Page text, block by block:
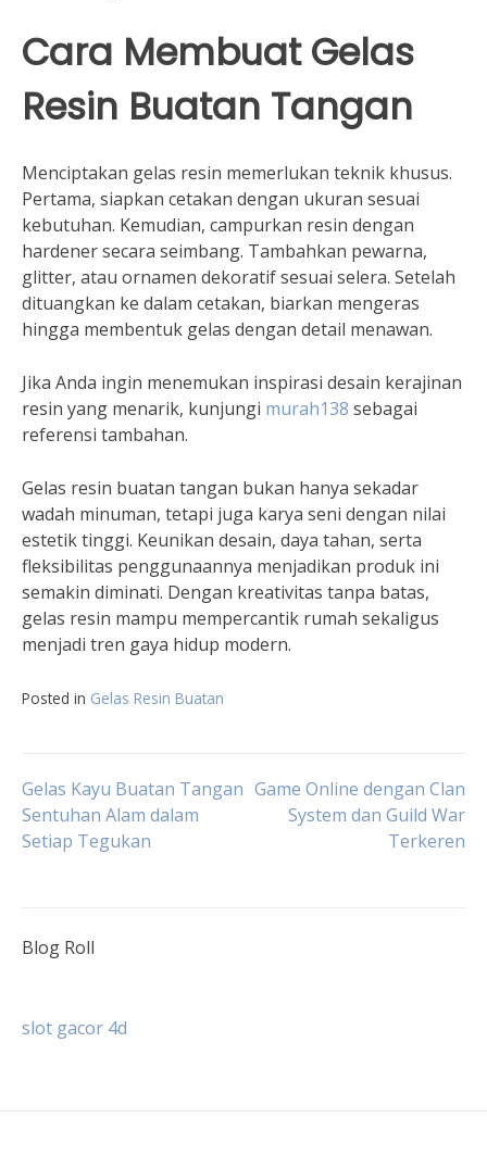
Cara Membuat Gelas
Resin Buatan Tangan
Menciptakan gelas resin memerlukan teknik khusus.
Pertama, siapkan cetakan dengan ukuran sesuai
kebutuhan. Kemudian, campurkan resin dengan
hardener secara seimbang. Tambahkan pewarna,
glitter, atau ornamen dekoratif sesuai selera. Setelah
dituangkan ke dalam cetakan, biarkan mengeras
hingga membentuk gelas dengan detail menawan.
Jika Anda ingin menemukan inspirasi desain kerajinan
resin yang menarik, kunjungi murah138 sebagai
referensi tambahan.
Gelas resin buatan tangan bukan hanya sekadar
wadah minuman, tetapi juga karya seni dengan nilai
estetik tinggi. Keunikan desain, daya tahan, serta
fleksibilitas penggunaannya menjadikan produk ini
semakin diminati. Dengan kreativitas tanpa batas,
gelas resin mampu mempercantik rumah sekaligus
menjadi tren gaya hidup modern.
Posted in Gelas Resin Buatan
Navigasi
pos
Gelas Kayu Buatan Tangan
Sentuhan Alam dalam
Setiap Tegukan
Game Online dengan Clan
System dan Guild War
Terkeren
Blog Roll
slot gacor 4d